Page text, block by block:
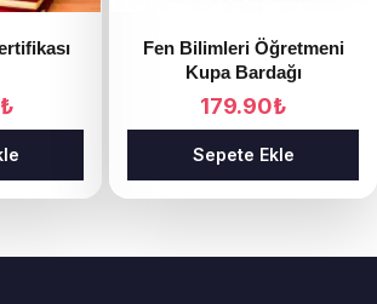
₺
Fen Bilimleri Öğretmeni
Kupa Bardağı
179.90₺
Sepete Ekle